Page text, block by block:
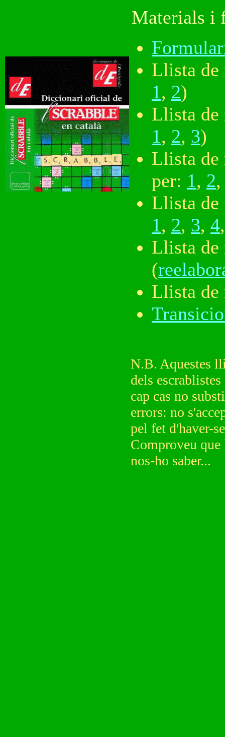
Materials i
Llista de
1, 2)
Llista de
1, 2, 3)
Llista de
per: 1, 2
Llista de
1, 2, 3, 4
Llista
(
Llista
N.B. Aquestes
dels
cap cas no
errors: no
pel fet d'haver-
Comproveu
nos-ho saber...